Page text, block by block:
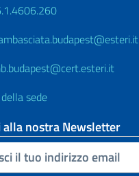
sede
alla nostra Newsletter